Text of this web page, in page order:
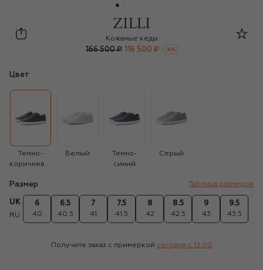
Zilli
Кожаные кеды
166 500 ₽ 116 500 ₽ -30%
Цвет
Темно-
коричневый
Белый
Темно-
синий
Серый
Размер Таблица размеров
UK
RU
6
40
6.5
40.5
7
41
7.5
41.5
8
42
8.5
42.5
9
43
9.5
43.5
Получите заказ с примеркой сегодня c 13:00